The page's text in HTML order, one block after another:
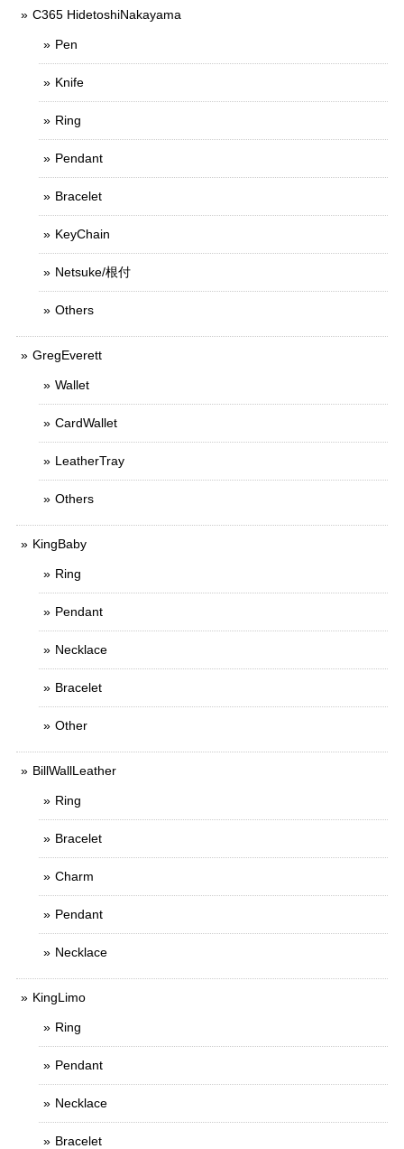
C365 HidetoshiNakayama
Pen
Knife
Ring
Pendant
Bracelet
KeyChain
Netsuke/根付
Others
GregEverett
Wallet
CardWallet
LeatherTray
Others
KingBaby
Ring
Pendant
Necklace
Bracelet
Other
BillWallLeather
Ring
Bracelet
Charm
Pendant
Necklace
KingLimo
Ring
Pendant
Necklace
Bracelet